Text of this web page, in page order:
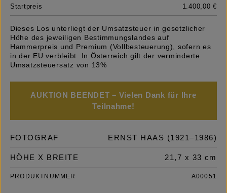
Startpreis
1.400,00 €
Dieses Los unterliegt der Umsatzsteuer in gesetzlicher
Höhe des jeweiligen Bestimmungslandes auf
Hammerpreis und Premium (Vollbesteuerung), sofern es
in der EU verbleibt. In Österreich gilt der verminderte
Umsatzsteuersatz von 13%
AUKTION BEENDET – Vielen Dank für Ihre
Teilnahme!
FOTOGRAF ERNST HAAS (1921–1986)
HÖHE X BREITE 21,7 x 33 cm
PRODUKTNUMMER A00051